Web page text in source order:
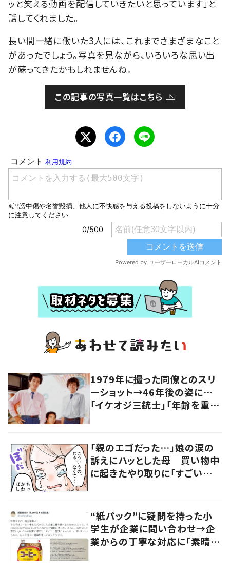
ッと笑える動画を配信していきたいと思っています」と
話してくれました。
長い間一緒に働いた3人には、これまでさまざまなこと
があったでしょう。写真を見ながら、いろいろな思い出
が蘇ってきたかもしれませんね。
この記事の写真一覧はこちら
1979年に撮った同僚とのスリ
ーショット→46年後の姿に…
「イケオジ三銃士」「年齢を重ね
「親のエゴだった…」娘の涙の
訴えにハッとした母 買い物中
に起きたやり取りに「すごい分
“紙パック”に疑問を持った小
学生が企業に問い合わせ→企
業からの丁寧な対応に「素晴ら